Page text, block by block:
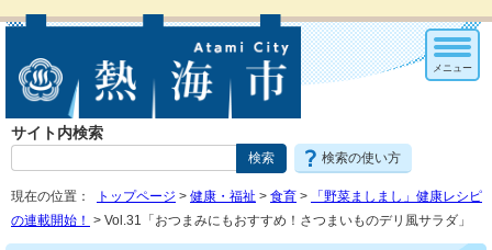
サイト内検索
検索の使い方
メニュー
現在の位置： トップページ > 健康・福祉 > 食育 >
「野菜ましまし」健康レシピ
の連載開始！ > Vol.31「おつまみにもおすすめ！さつまいものデリ風サラダ」